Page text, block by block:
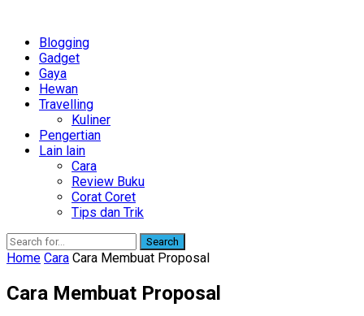
Blogging
Gadget
Gaya
Hewan
Travelling
Kuliner
Pengertian
Lain lain
Cara
Review Buku
Corat Coret
Tips dan Trik
Search
Home Cara Cara Membuat Proposal
Cara Membuat Proposal